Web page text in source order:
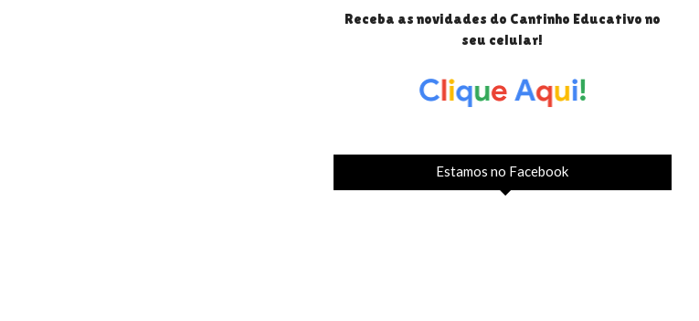
Receba as novidades do Cantinho Educativo no
seu celular!
Estamos no Facebook